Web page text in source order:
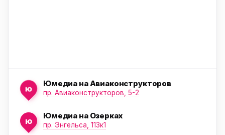
ю
Юмедиа на Авиаконструкторов
пр. Авиаконструкторов, 5-2
ю
Юмедиа на Озерках
пр. Энгельса, 113к1